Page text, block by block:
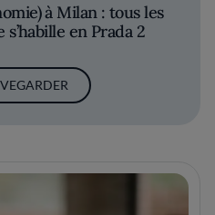
à Milan : tous les
en Prada 2